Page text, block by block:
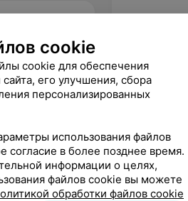
cookie
cookie для обеспечения
его улучшения, сбора
персонализированных
использования файлов
согласие в более позднее время.
информации о целях,
файлов cookie вы можете
обработки файлов cookie